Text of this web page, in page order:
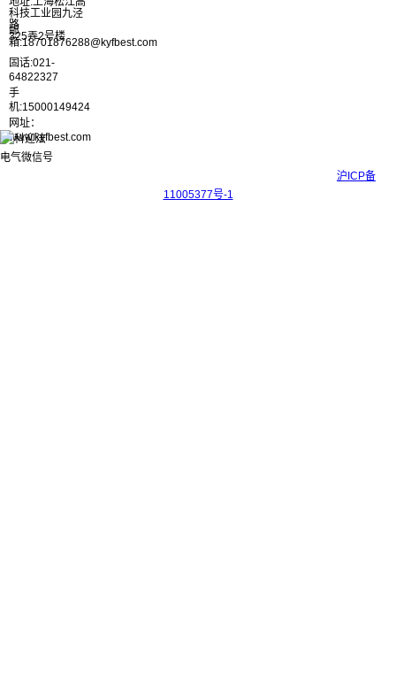
科技工业园九泾
路
325弄2号楼
邮
箱:18701876288@kyfbest.com
固话:021-
64822327
手
机:15000149424
网址：
www.kyfbest.com
沪ICP备
11005377号-1